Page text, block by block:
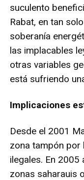
suculento
Rabat, en tan
soberanía
las implacables
otras variables
está sufriendo
Implicaciones
Desde el 2001
zona tampón por
ilegales. En
zonas saharauis